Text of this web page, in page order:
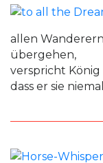
allen
übergehen,
verspricht
dass er sie